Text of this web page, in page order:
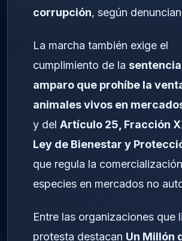
corrupción, según
La marcha también exige el
cumplimiento de la
amparo que prohíbe la
animales vivos en
y del Artículo 25, Fracción
Ley de Bienestar y
que regula la
especies en mercados no
Entre las organizaciones que
protesta destacan Un Millón